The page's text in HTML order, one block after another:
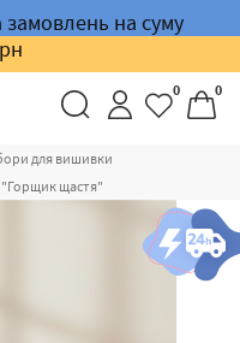
на суму
0 0
для вишивки
"Горщик щастя"